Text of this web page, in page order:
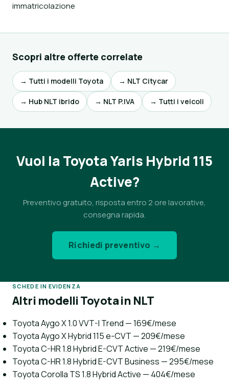
immatricolazione
Scopri altre offerte correlate
→ Tutti i modelli Toyota → NLT Citycar
→ Hub NLT ibrido → NLT P.IVA → Tutti i veicoli
Vuoi la Toyota Yaris Hybrid 115
Active?
Preventivo gratuito, risposta entro 2 ore lavorative,
consegna rapida.
Richiedi preventivo →
SCHEDE IN EVIDENZA
Altri modelli Toyota in NLT
Toyota Aygo X 1.0 VVT-I Trend — 169€/mese
Toyota Aygo X Hybrid 115 e-CVT — 209€/mese
Toyota C-HR 1.8 Hybrid E-CVT Active — 219€/mese
Toyota C-HR 1.8 Hybrid E-CVT Business — 295€/mese
Toyota Corolla TS 1.8 Hybrid Active — 404€/mese